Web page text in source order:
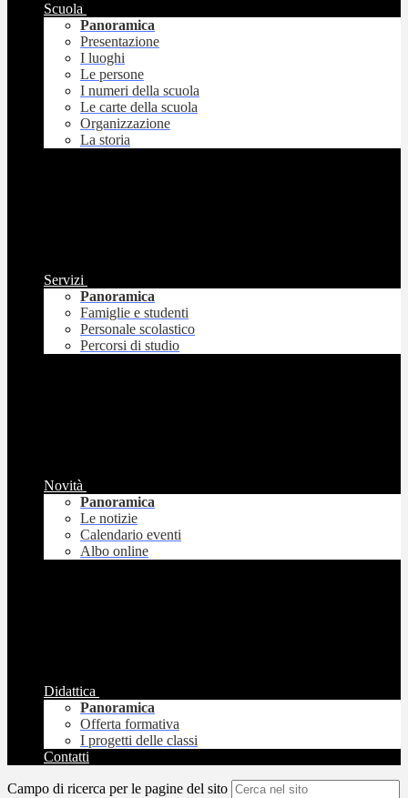
Scuola
Panoramica
Presentazione
I luoghi
Le persone
I numeri della scuola
Le carte della scuola
Organizzazione
La storia
Servizi
Panoramica
Famiglie e studenti
Personale scolastico
Percorsi di studio
Novità
Panoramica
Le notizie
Calendario eventi
Albo online
Didattica
Panoramica
Offerta formativa
I progetti delle classi
Contatti
Campo di ricerca per le pagine del sito